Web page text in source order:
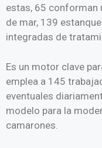
estas, 65 conforman
de mar, 139
integradas de
Es un motor clave
emplea a 145
eventuales
modelo para la
camarones.